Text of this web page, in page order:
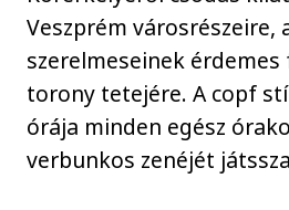
Veszprém városrészeire,
szerelmeseinek
torony tetejére. A copf
órája minden egész
verbunkos zenéjét